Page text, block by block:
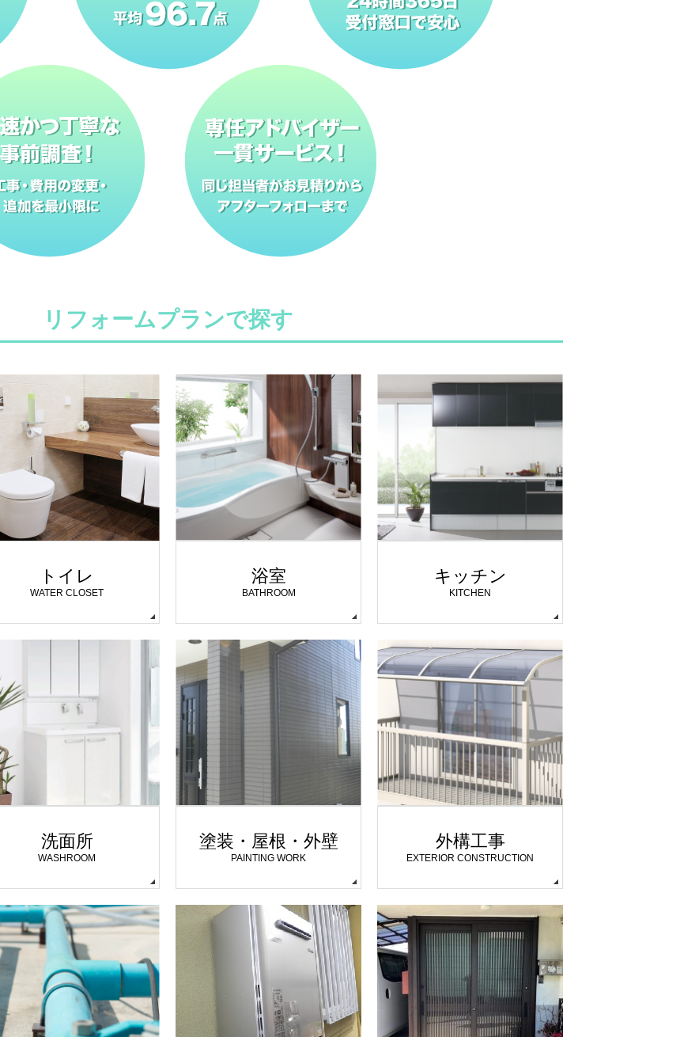
リフォームプランで探す
トイレ
WATER CLOSET
浴室
BATHROOM
キッチン
KITCHEN
洗面所
WASHROOM
塗装・屋根・外壁
PAINTING WORK
外構工事
EXTERIOR CONSTRUCTION